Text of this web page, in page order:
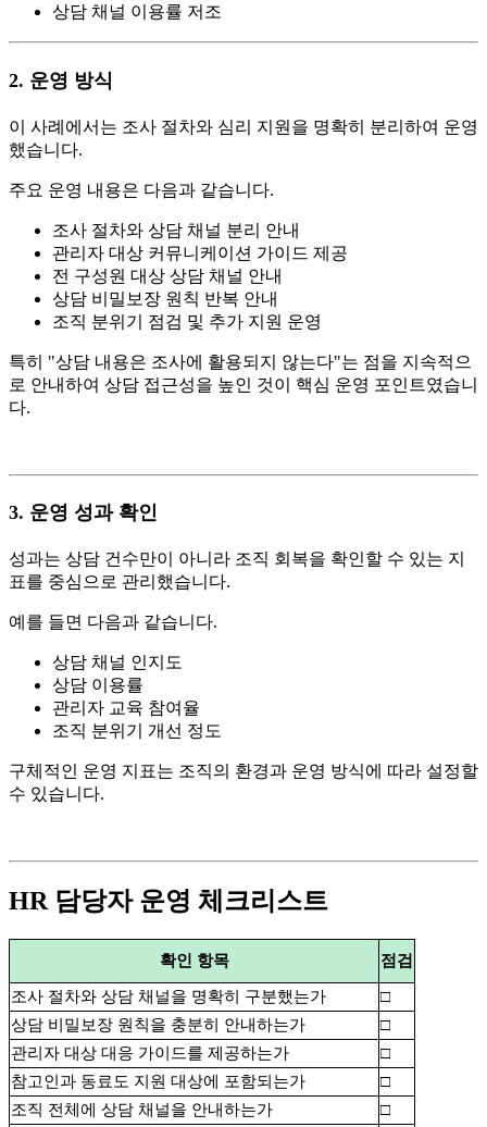
상담 채널 이용률 저조
2. 운영 방식
이 사례에서는 조사 절차와 심리 지원을 명확히 분리하여 운영
했습니다.
주요 운영 내용은 다음과 같습니다.
조사 절차와 상담 채널 분리 안내
관리자 대상 커뮤니케이션 가이드 제공
전 구성원 대상 상담 채널 안내
상담 비밀보장 원칙 반복 안내
조직 분위기 점검 및 추가 지원 운영
특히 "상담 내용은 조사에 활용되지 않는다"는 점을 지속적으
로 안내하여 상담 접근성을 높인 것이 핵심 운영 포인트였습니
다.
3. 운영 성과 확인
성과는 상담 건수만이 아니라 조직 회복을 확인할 수 있는 지
표를 중심으로 관리했습니다.
예를 들면 다음과 같습니다.
상담 채널 인지도
상담 이용률
관리자 교육 참여율
조직 분위기 개선 정도
구체적인 운영 지표는 조직의 환경과 운영 방식에 따라 설정할
수 있습니다.
HR 담당자 운영 체크리스트
확인 항목 점검
조사 절차와 상담 채널을 명확히 구분했는가
□
상담 비밀보장 원칙을 충분히 안내하는가
□
관리자 대상 대응 가이드를 제공하는가
□
참고인과 동료도 지원 대상에 포함되는가
□
조직 전체에 상담 채널을 안내하는가
□